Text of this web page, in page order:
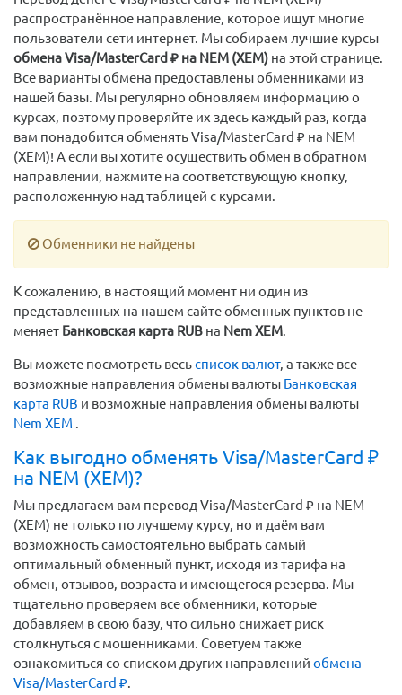
распространённое направление, которое ищут многие
пользователи сети интернет. Мы собираем лучшие курсы
обмена Visa/MasterCard ₽ на NEM (XEM) на этой странице.
Все варианты обмена предоставлены обменниками из
нашей базы. Мы регулярно обновляем информацию о
курсах, поэтому проверяйте их здесь каждый раз, когда
вам понадобится обменять Visa/MasterCard ₽ на NEM
(XEM)! А если вы хотите осуществить обмен в обратном
направлении, нажмите на соответствующую кнопку,
расположенную над таблицей с курсами.
Обменники не найдены
К сожалению, в настоящий момент ни один из
представленных на нашем сайте обменных пунктов не
меняет Банковская карта RUB на Nem XEM.
Вы можете посмотреть весьсписок валют, а также все
возможные направления обмены валюты Банковская
карта RUB и возможные направления обмены валюты
Nem XEM .
Как выгодно обменять Visa/MasterCard ₽
на NEM (XEM)?
Мы предлагаем вам перевод Visa/MasterCard ₽ на NEM
(XEM) не только по лучшему курсу, но и даём вам
возможность самостоятельно выбрать самый
оптимальный обменный пункт, исходя из тарифа на
обмен, отзывов, возраста и имеющегося резерва. Мы
тщательно проверяем все обменники, которые
добавляем в свою базу, что сильно снижает риск
столкнуться с мошенниками. Советуем также
ознакомиться со списком других направлений обмена
Visa/MasterCard ₽.